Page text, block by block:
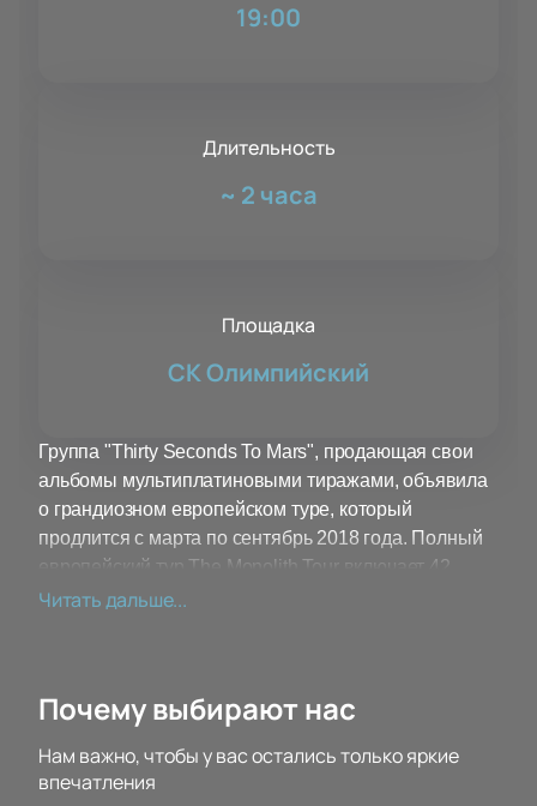
19:00
Длительность
~ 2 часа
Площадка
СК Олимпийский
Группа "Thirty Seconds To Mars", продающая свои
альбомы мультиплатиновыми тиражами, объявила
о грандиозном европейском туре, который
продлится с марта по сентябрь 2018 года. Полный
европейский тур The Monolith Tour включает 42
концерта в 24 странах и заканчивается концертом в
В конце апреля группа приезжает в Россию.
Концерт состоится в Москве 28 апреля 2018 года в
СК "Олимпийский" (г. Москва, Олимпийский
Читать дальше...
Почему выбирают нас
Нам важно, чтобы у вас остались только яркие
впечатления